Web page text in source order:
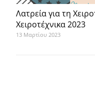
Λατρεία για τη
Χειροτέχνικα 2023
13 Μαρτίου 2023